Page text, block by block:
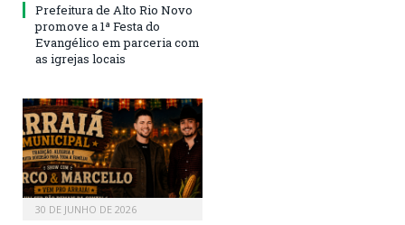
Prefeitura de Alto Rio Novo
promove a 1ª Festa do
Evangélico em parceria com
as igrejas locais
30 DE JUNHO DE 2026